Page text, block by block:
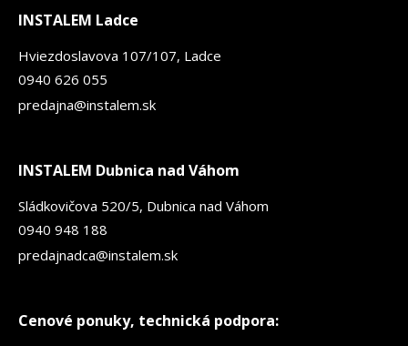
INSTALEM Ladce
Hviezdoslavova 107/107, Ladce
0940 626 055
predajna@instalem.sk
INSTALEM Dubnica nad Váhom
Sládkovičova 520/5, Dubnica nad Váhom
0940 948 188
predajnadca@instalem.sk
Cenové ponuky, technická podpora: